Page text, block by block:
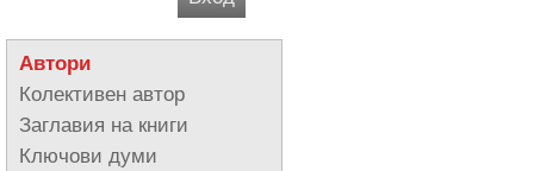
Автори
Колективен автор
Заглавия на книги
Ключови думи